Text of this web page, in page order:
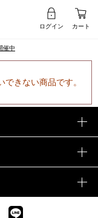
ログイン カート
催中
きない商品です。